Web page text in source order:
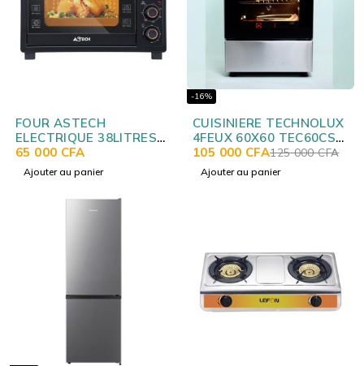
FOUR ASTECH
ELECTRIQUE 38LITRES
NOIR FO38IGDL
65 000 CFA
Ajouter au panier
-16%
CUISINIERE TECHNOLUX
4FEUX 60X60 TEC60CS
NEW
125 000CFA
105 000 CFA
Ajouter au panier